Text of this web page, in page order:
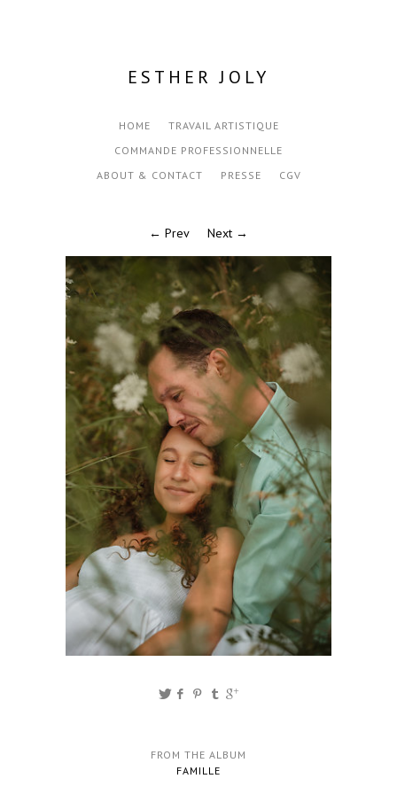
ESTHER JOLY
HOME
TRAVAIL ARTISTIQUE
COMMANDE PROFESSIONNELLE
ABOUT & CONTACT
PRESSE CGV
← Prev Next →
FROM THE ALBUM
FAMILLE